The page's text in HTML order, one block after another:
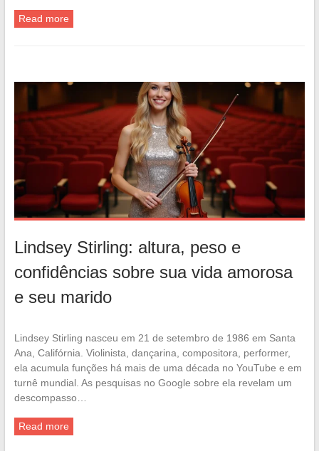
Read more
Lindsey Stirling: altura, peso e
confidências sobre sua vida amorosa
e seu marido
Lindsey Stirling nasceu em 21 de setembro de 1986 em Santa
Ana, Califórnia. Violinista, dançarina, compositora, performer,
ela acumula funções há mais de uma década no YouTube e em
turnê mundial. As pesquisas no Google sobre ela revelam um
descompasso…
Read more